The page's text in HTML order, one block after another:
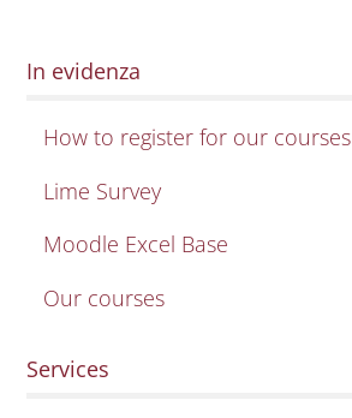
In evidenza
How to register for our courses
Lime Survey
Moodle Excel Base
Our courses
Services